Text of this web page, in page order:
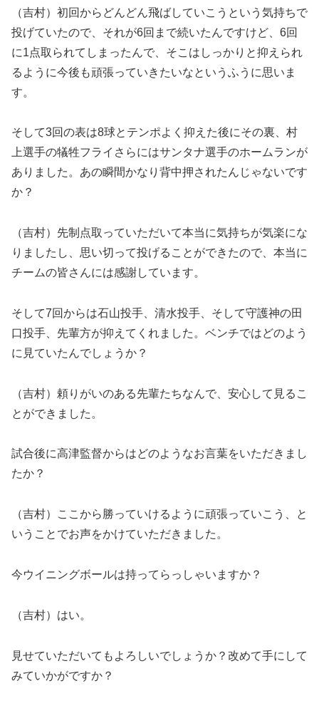
（吉村）初回からどんどん飛ばしていこうという気持ちで
投げていたので、それが6回まで続いたんですけど、6回
に1点取られてしまったんで、そこはしっかりと抑えられ
るように今後も頑張っていきたいなというふうに思いま
す。
そして3回の表は8球とテンポよく抑えた後にその裏、村
上選手の犠牲フライさらにはサンタナ選手のホームランが
ありました。あの瞬間かなり背中押されたんじゃないです
か？
（吉村）先制点取っていただいて本当に気持ちが気楽にな
りましたし、思い切って投げることができたので、本当に
チームの皆さんには感謝しています。
そして7回からは石山投手、清水投手、そして守護神の田
口投手、先輩方が抑えてくれました。ベンチではどのよう
に見ていたんでしょうか？
（吉村）頼りがいのある先輩たちなんで、安心して見るこ
とができました。
試合後に高津監督からはどのようなお言葉をいただきまし
たか？
（吉村）ここから勝っていけるように頑張っていこう、と
いうことでお声をかけていただきました。
今ウイニングボールは持ってらっしゃいますか？
（吉村）はい。
見せていただいてもよろしいでしょうか？改めて手にして
みていかがですか？